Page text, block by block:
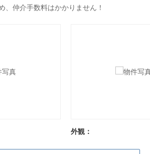
仲介手数料はかかりません！
外観：